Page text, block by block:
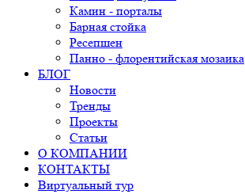
Камин - порталы
Барная стойка
Ресепшен
Панно - флорентийская мозаика
БЛОГ
Новости
Тренды
Проекты
Статьи
О КОМПАНИИ
КОНТАКТЫ
Виртуальный тур